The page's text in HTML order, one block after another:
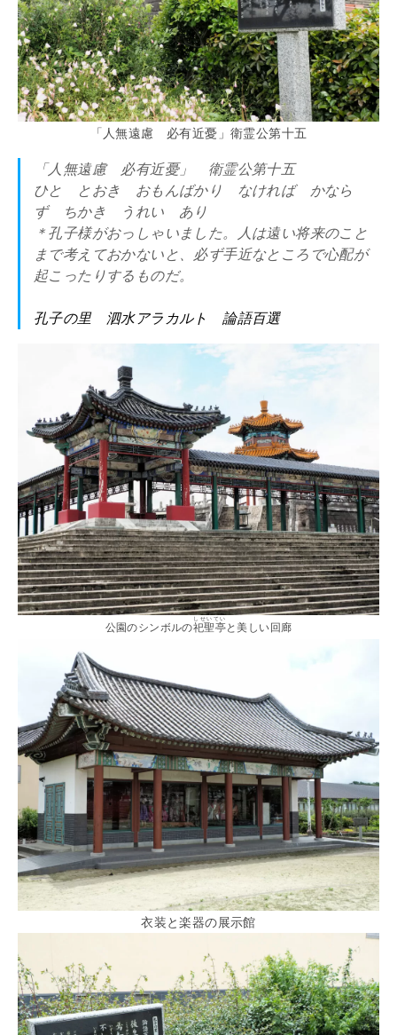
「人無遠慮 必有近憂」衛霊公第十五
「人無遠慮 必有近憂」 衛霊公第十五
ひと とおき おもんばかり なければ かなら
ず ちかき うれい あり
＊孔子様がおっしゃいました。人は遠い将来のこと
まで考えておかないと、必ず手近なところで心配が
起こったりするものだ。
孔子の里 泗水アラカルト 論語百選
公園のシンボルの祀聖亭
しせいてい
と美しい回廊
衣装と楽器の展示館